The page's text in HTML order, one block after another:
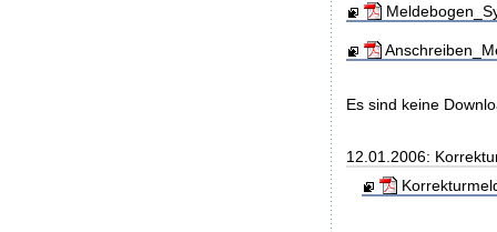
Es sind keine
12.01.2006: